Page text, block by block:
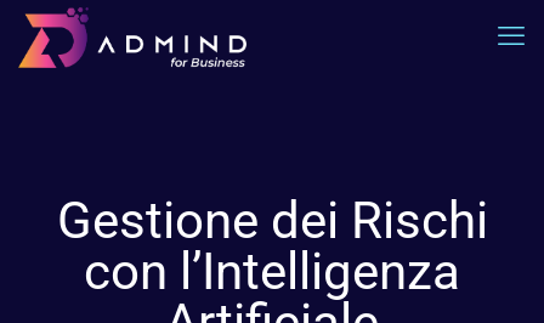
Gestione dei Rischi
con l’Intelligenza